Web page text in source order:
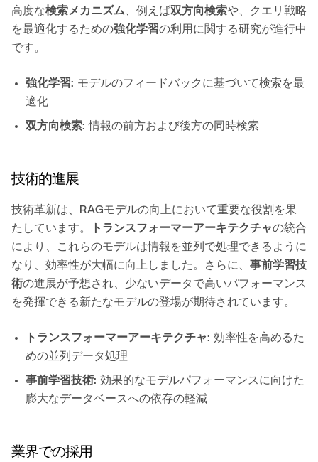
高度な検索メカニズム 、例えば双方向検索や、クエリ戦略
を最適化するための強化学習の利用に関する研究が進行中
です。
強化学習: モデルのフィードバックに基づいて検索を最
適化
双方向検索: 情報の前方および後方の同時検索
技術的進展
技術革新は、RAGモデルの向上において重要な役割を果
たしています。
トランスフォーマーアーキテクチャの統合
により、これらのモデルは情報を並列で処理できるように
なり、効率性が大幅に向上しました。さらに、 事前学習技
術の進展が予想され、少ないデータで高いパフォーマンス
を発揮できる新たなモデルの登場が期待されています。
トランスフォーマーアーキテクチャ: 効率性を高めるた
めの並列データ処理
事前学習技術: 効果的なモデルパフォーマンスに向けた
膨大なデータベースへの依存の軽減
業界での採用